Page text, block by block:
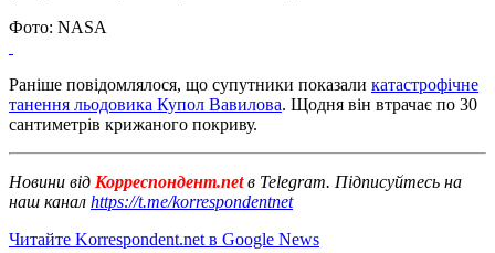
Фото: NASA
Раніше повідомлялося, що супутники показали катастрофічне
танення льодовика Купол Вавилова. Щодня він втрачає по 30
сантиметрів крижаного покриву.
Новини від Корреспондент.netв Telegram. Підписуйтесь на
наш канал https://t.me/korrespondentnet
Читайте Korrespondent.net в Google News